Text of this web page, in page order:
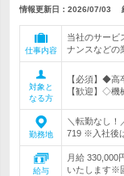
情報更新日：2026/07/03
仕事内容
当社のサービ
ナンスなどの
対象と
なる方
【必須】◆
【歓迎】◇機
勤務地
＼転勤なし！
719 ※入社後
給与
月給 330,000
いたします※